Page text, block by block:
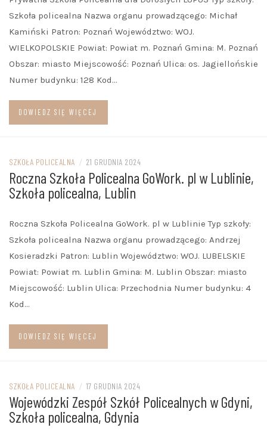
Szkoła policealna Nazwa organu prowadzącego: Michał
Kamiński Patron: Poznań Województwo: WOJ.
WIELKOPOLSKIE Powiat: Powiat m. Poznań Gmina: M. Poznań
Obszar: miasto Miejscowość: Poznań Ulica: os. Jagiellońskie
Numer budynku: 128 Kod…
DOWIEDZ SIĘ WIĘCEJ
SZKOŁA POLICEALNA / 21 GRUDNIA 2024
Roczna Szkoła Policealna GoWork. pl w Lublinie,
Szkoła policealna, Lublin
Roczna Szkoła Policealna GoWork. pl w Lublinie Typ szkoły:
Szkoła policealna Nazwa organu prowadzącego: Andrzej
Kosieradzki Patron: Lublin Województwo: WOJ. LUBELSKIE
Powiat: Powiat m. Lublin Gmina: M. Lublin Obszar: miasto
Miejscowość: Lublin Ulica: Przechodnia Numer budynku: 4
Kod…
DOWIEDZ SIĘ WIĘCEJ
SZKOŁA POLICEALNA / 17 GRUDNIA 2024
Wojewódzki Zespół Szkół Policealnych w Gdyni,
Szkoła policealna, Gdynia